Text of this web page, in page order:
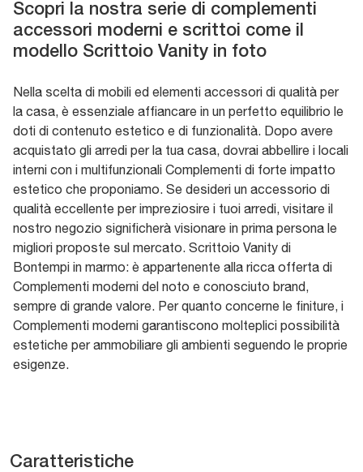
Scopri la nostra serie di complementi
accessori moderni e scrittoi come il
modello Scrittoio Vanity in foto
Nella scelta di mobili ed elementi accessori di qualità per
la casa, è essenziale affiancare in un perfetto equilibrio le
doti di contenuto estetico e di funzionalità. Dopo avere
acquistato gli arredi per la tua casa, dovrai abbellire i locali
interni con i multifunzionali Complementi di forte impatto
estetico che proponiamo. Se desideri un accessorio di
qualità eccellente per impreziosire i tuoi arredi, visitare il
nostro negozio significherà visionare in prima persona le
migliori proposte sul mercato. Scrittoio Vanity di
Bontempi in marmo: è appartenente alla ricca offerta di
Complementi moderni del noto e conosciuto brand,
sempre di grande valore. Per quanto concerne le finiture, i
Complementi moderni garantiscono molteplici possibilità
estetiche per ammobiliare gli ambienti seguendo le proprie
esigenze.
Caratteristiche